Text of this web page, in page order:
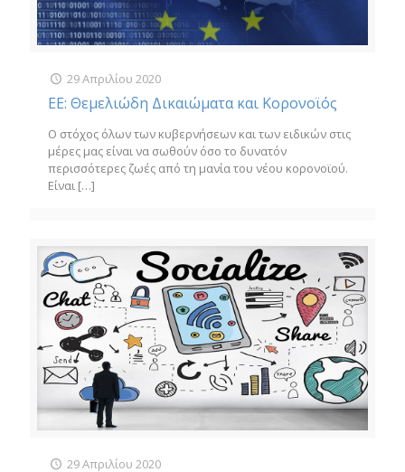
29 Απριλίου 2020
ΕΕ: Θεμελιώδη Δικαιώματα και Κορονοϊός
Ο στόχος όλων των κυβερνήσεων και των ειδικών στις
μέρες μας είναι να σωθούν όσο το δυνατόν
περισσότερες ζωές από τη μανία του νέου κορονοϊού.
Είναι […]
29 Απριλίου 2020